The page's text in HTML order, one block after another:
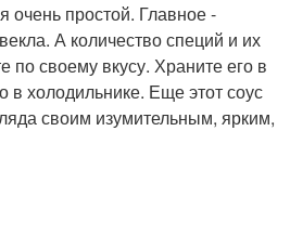
очень простой. Главное -
А количество специй и их
по своему вкусу. Храните его в
в холодильнике. Еще этот соус
своим изумительным, ярким,